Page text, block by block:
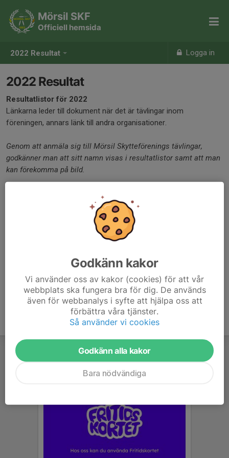
2022 Resultat Logga in
Mörsil SKF
Officiell hemsida
2022 Resultat
Resultatlistor för 2022
Länkarna leder till dokument när det är tävlingar inom
föreningen, annars länk till andra organisationer.
Genom att anmäla sig till Mörsil Skytteförenings tävlingar,
godkänner man att sitt namn visas i resultatlistor samt att man
kan förekomma på bild.
Säsongstävling pistol 2022.
230119 FöreningsM Lg och Lp 2022
2022 Rikstävlingen Hemortens Millitär snabbmatch
2022 Rikstävlingen Hemortens precision Magnum
2022 Rikstävlingen Hemorten Precision
220807 FöreningsM Pistol Precision C
220626 FöreningsM Älgbana
Godkänn kakor
Vi använder oss av kakor (cookies) för att vår
webbplats ska fungera bra för dig. De används
även för webbanalys i syfte att hjälpa oss att
förbättra våra tjänster.
Så använder vi cookies
Godkänn alla kakor
Bara nödvändiga